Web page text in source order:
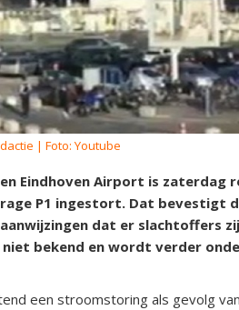
| Foto: Youtube
Eindhoven Airport is zaterdag
P1 ingestort. Dat bevestigt
dat er slachtoffers
bekend en wordt verder
een stroomstoring als gevolg